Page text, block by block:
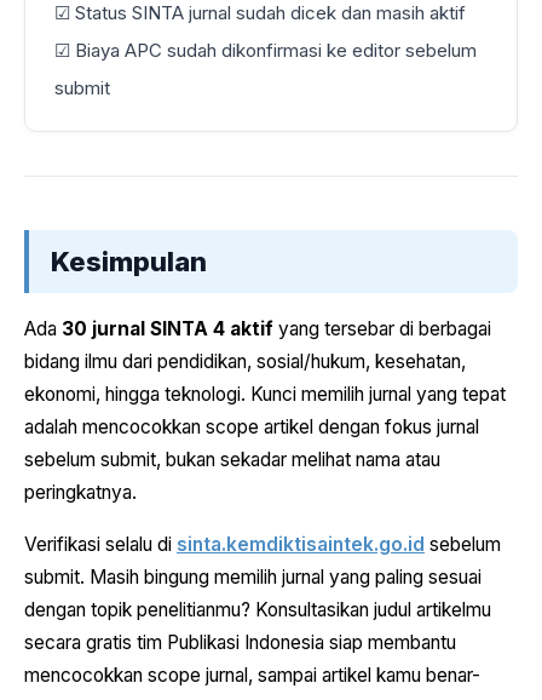
☑ Status SINTA jurnal sudah dicek dan masih aktif
☑ Biaya APC sudah dikonfirmasi ke editor sebelum
submit
Kesimpulan
Ada 30 jurnal SINTA 4 aktif yang tersebar di berbagai
bidang ilmu dari pendidikan, sosial/hukum, kesehatan,
ekonomi, hingga teknologi. Kunci memilih jurnal yang tepat
adalah mencocokkan scope artikel dengan fokus jurnal
sebelum submit, bukan sekadar melihat nama atau
peringkatnya.
Verifikasi selalu di sinta.kemdiktisaintek.go.id sebelum
submit. Masih bingung memilih jurnal yang paling sesuai
dengan topik penelitianmu? Konsultasikan judul artikelmu
secara gratis tim Publikasi Indonesia siap membantu
mencocokkan scope jurnal, sampai artikel kamu benar-